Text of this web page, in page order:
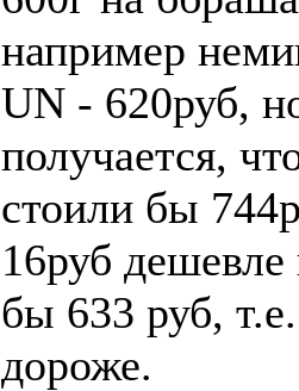
например
UN - 620руб,
получается,
стоили бы
16руб
бы 633 руб,
дороже.